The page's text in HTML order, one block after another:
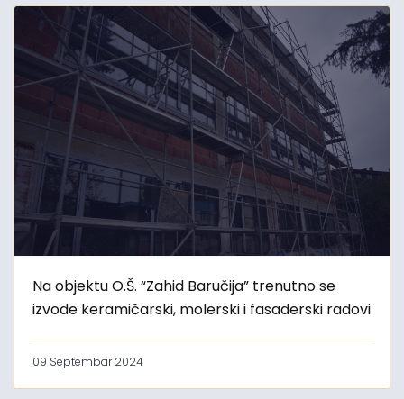
Na objektu O.Š. “Zahid Baručija” trenutno se
izvode keramičarski, molerski i fasaderski radovi
09 Septembar 2024